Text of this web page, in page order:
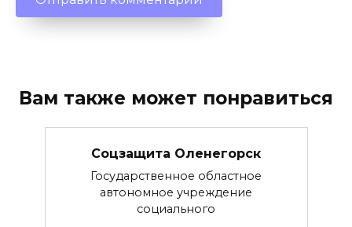
Вам также может понравиться
Соцзащита Оленегорск
Государственное областное
автономное учреждение
социального